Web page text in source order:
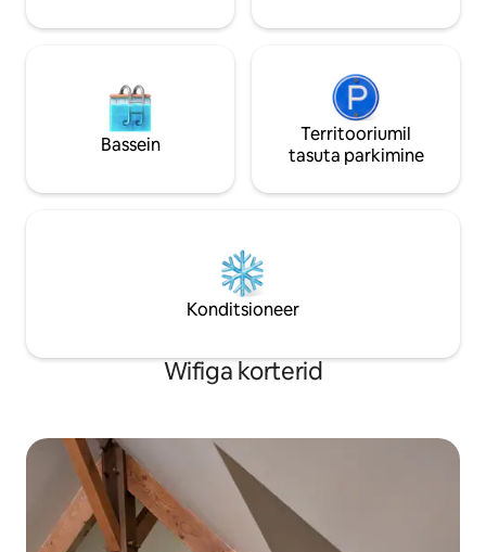
Bassein
Territooriumil
tasuta parkimine
Konditsioneer
Wifiga korterid